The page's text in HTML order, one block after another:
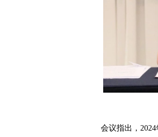
会议指出，